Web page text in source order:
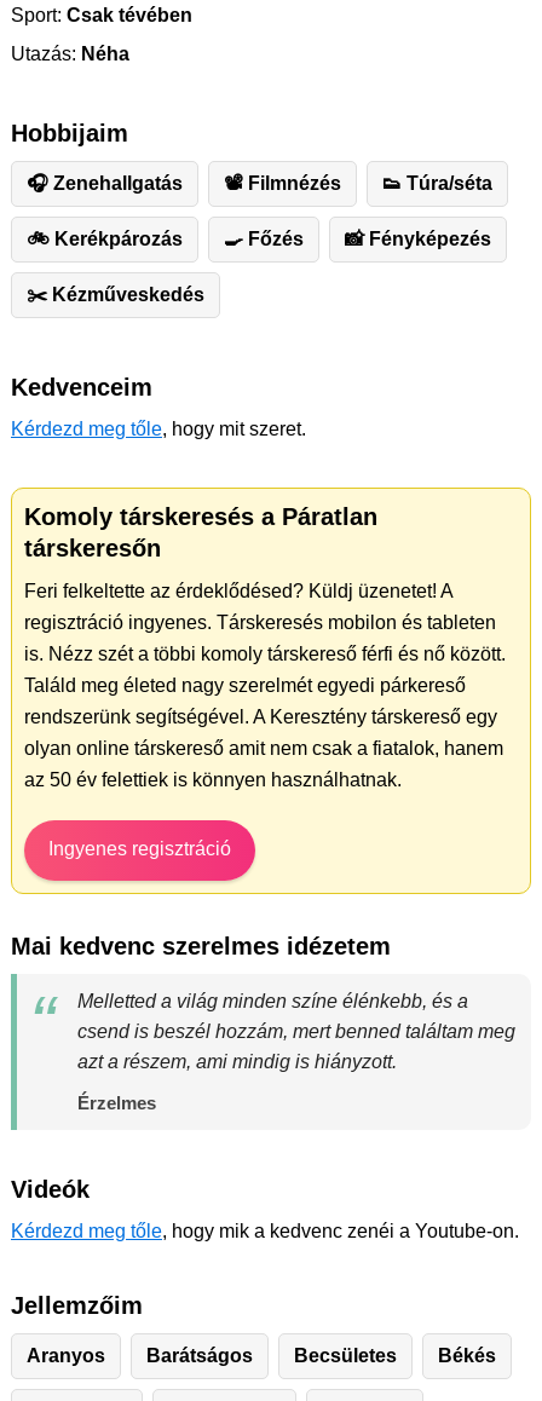
Sport: Csak tévében
Utazás: Néha
Hobbijaim
🎧 Zenehallgatás 📽 Filmnézés 👟 Túra/séta
🚲 Kerékpározás 🍳 Főzés 📸 Fényképezés
✂️ ️Kézműveskedés
Kedvenceim
Kérdezd meg tőle, hogy mit szeret.
Komoly társkeresés a Páratlan
társkeresőn
Feri felkeltette az érdeklődésed? Küldj üzenetet! A
regisztráció ingyenes. Társkeresés mobilon és tableten
is. Nézz szét a többi komoly társkereső férfi és nő között.
Találd meg életed nagy szerelmét egyedi párkereső
rendszerünk segítségével. A Keresztény társkereső egy
olyan online társkereső amit nem csak a fiatalok, hanem
az 50 év felettiek is könnyen használhatnak.
Ingyenes regisztráció
Mai kedvenc szerelmes idézetem
Melletted a világ minden színe élénkebb, és a
csend is beszél hozzám, mert benned találtam meg
azt a részem, ami mindig is hiányzott.
Érzelmes
Videók
Kérdezd meg tőle, hogy mik a kedvenc zenéi a Youtube-on.
Jellemzőim
Aranyos Barátságos Becsületes Békés